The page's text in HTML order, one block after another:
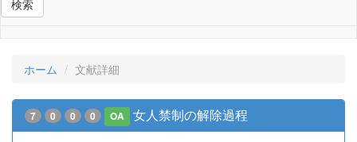
検索
ホーム 文献詳細
7 0 0 0 OA 女人禁制の解除過程